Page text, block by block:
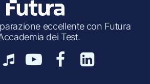
eccellente con Futura
dei Test.